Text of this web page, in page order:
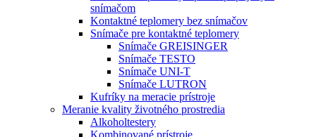
snímačom
Kontaktné teplomery bez snímačov
Snímače pre kontaktné teplomery
Snímače GREISINGER
Snímače TESTO
Snímače UNI-T
Snímače LUTRON
Kufríky na meracie prístroje
Meranie kvality životného prostredia
Alkoholtestery
Kombinované prístroje